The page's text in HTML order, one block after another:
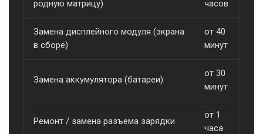
родную матрицу)
часов
Замена дисплейного модуля (экрана
в сборе)
от 40
минут
Замена аккумулятора (батареи)
от 30
минут
Ремонт / замена разъема зарядки
от 1
часа